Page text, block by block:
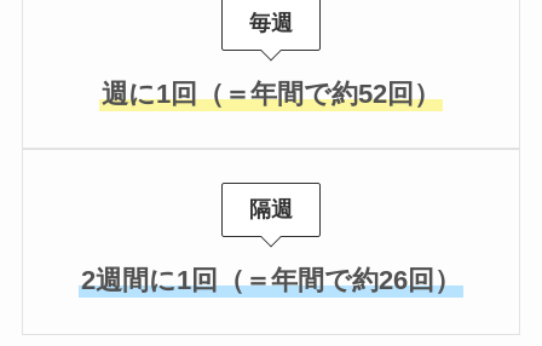
毎週
週に1回（＝年間で約52回）
隔週
2週間に1回（＝年間で約26回）